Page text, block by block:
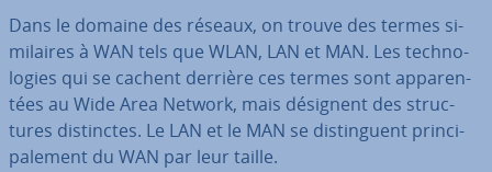
Dans le domaine des réseaux, on trouve des termes si­
mi­laires à WAN tels que WLAN, LAN et MAN. Les tech­no­
lo­gies qui se cachent derrière ces termes sont ap­pa­ren­
tées au Wide Area Network, mais désignent des struc­
tures dis­tinctes. Le LAN et le MAN se dis­tin­guent prin­ci­
pa­le­ment du WAN par leur taille.